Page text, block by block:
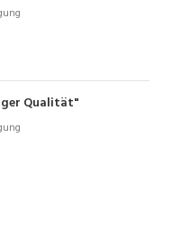
Qualität"